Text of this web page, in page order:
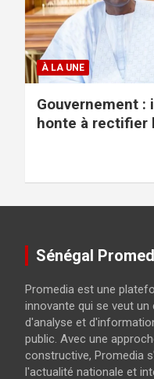
À LA UNE
Gouvernement :
honte à rectifier
Sénégal
Promedia est une
innovante qui se veut un
d'analyse et
public. Avec une
constructive, Promedia
l'actualité nationale et